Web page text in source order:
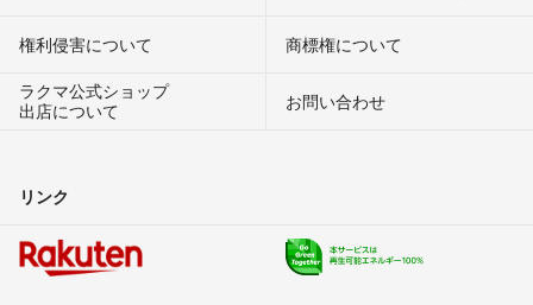
権利侵害について
商標権について
ラクマ公式ショップ
出店について
お問い合わせ
リンク